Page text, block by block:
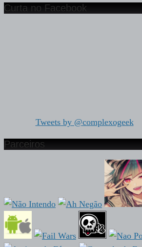
Curta no Facebook
Tweets by @complexogeek
Parceiros